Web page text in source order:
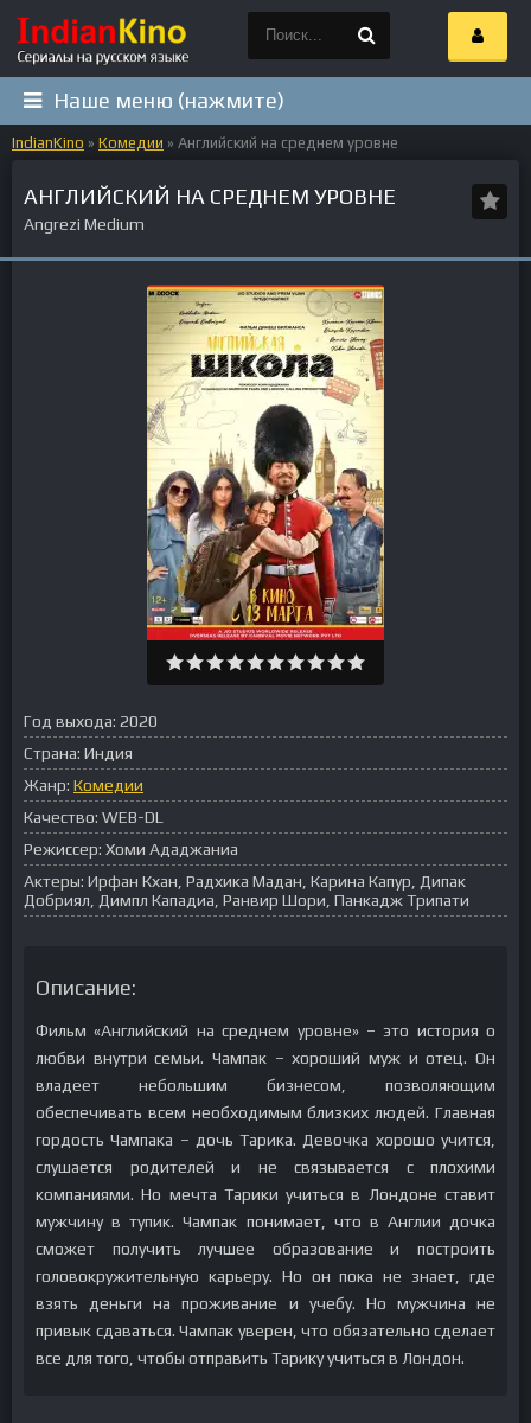
Наше меню (нажмите)
IndianKino » Комедии » Английский на среднем уровне
АНГЛИЙСКИЙ НА СРЕДНЕМ УРОВНЕ
Angrezi Medium
Год выхода: 2020
Страна: Индия
Жанр: Комедии
Качество: WEB-DL
Режиссер: Хоми Ададжаниа
Актеры: Ирфан Кхан, Радхика Мадан, Карина Капур, Дипак
Добриял, Димпл Кападиа, Ранвир Шори, Панкадж Трипати
Описание:
Фильм «Английский на среднем уровне» – это история о
любви внутри семьи. Чампак – хороший муж и отец. Он
владеет небольшим бизнесом, позволяющим
обеспечивать всем необходимым близких людей. Главная
гордость Чампака – дочь Тарика. Девочка хорошо учится,
слушается родителей и не связывается с плохими
компаниями. Но мечта Тарики учиться в Лондоне ставит
мужчину в тупик. Чампак понимает, что в Англии дочка
сможет получить лучшее образование и построить
головокружительную карьеру. Но он пока не знает, где
взять деньги на проживание и учебу. Но мужчина не
привык сдаваться. Чампак уверен, что обязательно сделает
все для того, чтобы отправить Тарику учиться в Лондон.